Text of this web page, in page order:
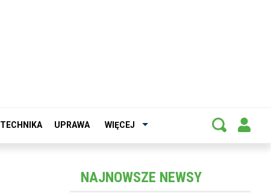
TECHNIKA UPRAWA WIĘCEJ
NAJNOWSZE NEWSY